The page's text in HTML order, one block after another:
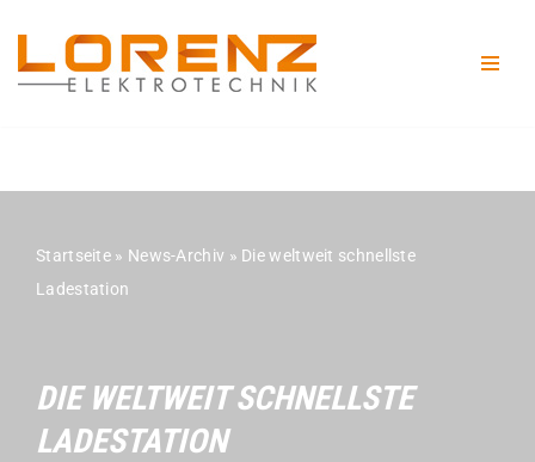
Zum
Inhalt
Startseite » News-Archiv » Die weltweit schnellste
Ladestation
DIE WELTWEIT SCHNELLSTE
LADESTATION